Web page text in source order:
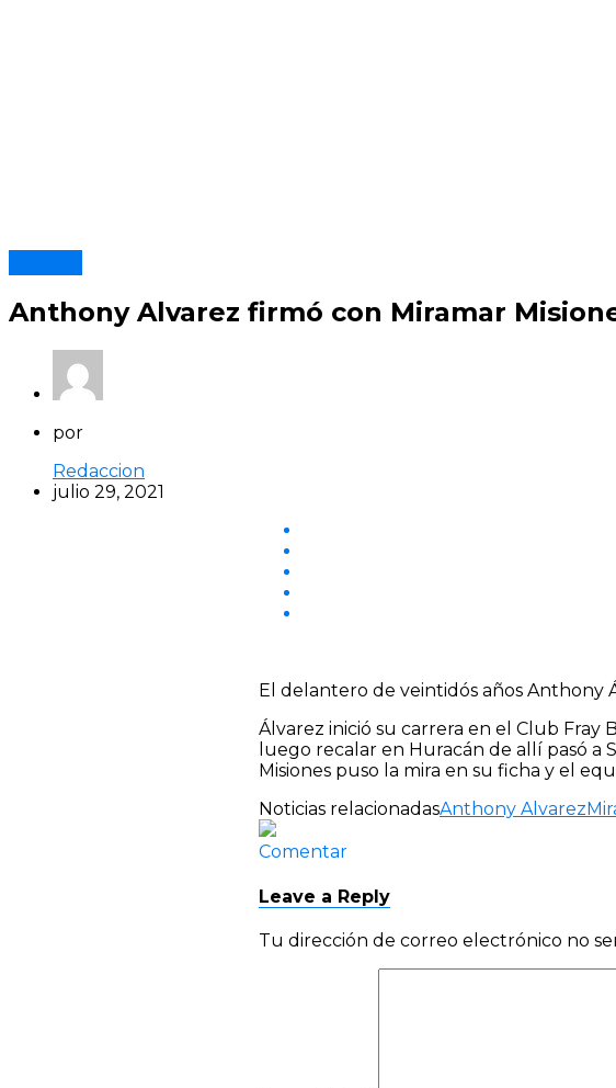
Anthony Alvarez firmó con Miramar
por
Redaccion
julio 29, 2021
El delantero de veintidós años Anthony
Álvarez inició su carrera en el Club Fray
luego recalar en Huracán de allí pasó a
Misiones puso la mira en su ficha y el
Noticias relacionadasAnthony Alvarez
Comentar
Leave a Reply
Tu dirección de correo electrónico no